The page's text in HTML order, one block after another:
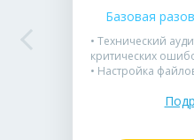
Базовая
• Технический
критических
• Настройка